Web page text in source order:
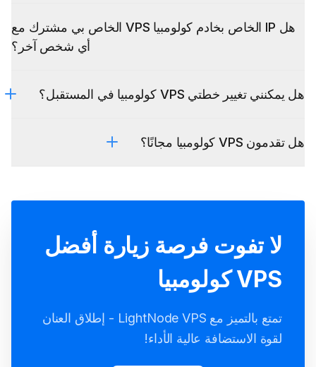
هل IP الخاص بخادم كولومبيا VPS الخاص بي مشترك مع
أي شخص آخر؟
هل يمكنني تغيير خطتي VPS كولومبيا في المستقبل؟
هل تقدمون VPS كولومبيا مجانًا؟
لا تفوت فرصة زيارة أفضل
VPS كولومبيا
تمتع بالتميز مع LightNode VPS - إطلاق العنان
لقوة الاستضافة عالية الأداء!